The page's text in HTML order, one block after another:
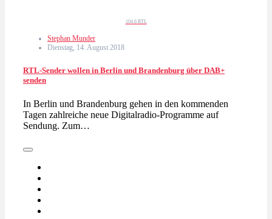
104.6 RTL
Stephan Munder
Dienstag, 14. August 2018
RTL-Sender wollen in Berlin und Brandenburg über DAB+
senden
In Berlin und Brandenburg gehen in den kommenden
Tagen zahlreiche neue Digitalradio-Programme auf
Sendung. Zum…